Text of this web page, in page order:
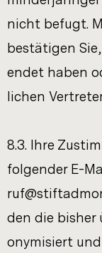
nicht be­fugt.
be­stä­ti­gen
endet haben
li­chen
8.3. Ihre
fol­gen­der E-​
den die bis­her
ony­mi­siert